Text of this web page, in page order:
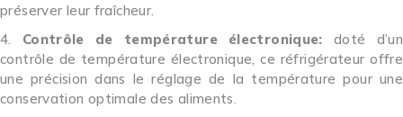
préserver leur fraîcheur.
Contrôle de température électronique: doté d’un
contrôle de température électronique, ce réfrigérateur offre
une précision dans le réglage de la température pour une
conservation optimale des aliments.